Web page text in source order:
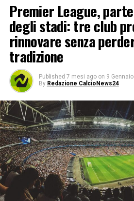
Premier League,
degli stadi: tre club
rinnovare senza
tradizione
Published 7 mesi ago on 9
By Redazione CalcioNews24